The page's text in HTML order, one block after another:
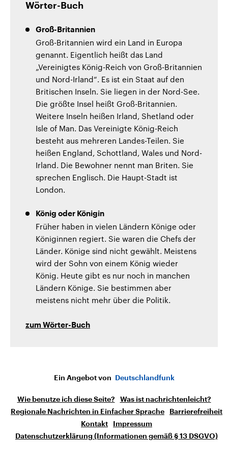
Wörter-Buch
Groß-Britannien
Groß-Britannien wird ein Land in Europa
genannt. Eigentlich heißt das Land
„Vereinigtes König-Reich von Groß-Britannien
und Nord-Irland“. Es ist ein Staat auf den
Britischen Inseln. Sie liegen in der Nord-See.
Die größte Insel heißt Groß-Britannien.
Weitere Inseln heißen Irland, Shetland oder
Isle of Man. Das Vereinigte König-Reich
besteht aus mehreren Landes-Teilen. Sie
heißen England, Schottland, Wales und Nord-
Irland. Die Bewohner nennt man Briten. Sie
sprechen Englisch. Die Haupt-Stadt ist
London.
König oder Königin
Früher haben in vielen Ländern Könige oder
Königinnen regiert. Sie waren die Chefs der
Länder. Könige sind nicht gewählt. Meistens
wird der Sohn von einem König wieder
König. Heute gibt es nur noch in manchen
Ländern Könige. Sie bestimmen aber
meistens nicht mehr über die Politik.
zum Wörter-Buch
Ein Angebot von Deutschlandfunk
Wie benutze ich diese Seite?
Was ist nachrichtenleicht?
Regionale Nachrichten in Einfacher Sprache
Barrierefreiheit
Kontakt
Impressum
Datenschutzerklärung (Informationen gemäß § 13 DSGVO)